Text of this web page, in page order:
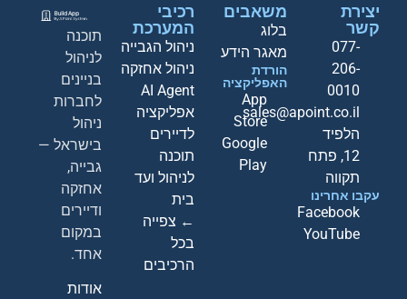
תוכנה
לניהול
בניינים
לחברות
ניהול
בישראל —
גבייה,
אחזקה
ודיירים
במקום
אחד.
אודות
רכיבי
המערכת
ניהול הגבייה
ניהול אחזקה
AI Agent
אפליקציה
לדיירים
תוכנה
לניהול ועד
בית
← צפייה
בכל
הרכיבים
משאבים
בלוג
מאגר הידע
הורדת
האפליקציה
App
Store
Google
Play
יצירת
קשר
077-
206-
0010
sales@apoint.co.il
הלפיד
12, פתח
תקווה
עקבו אחרינו
Facebook
YouTube